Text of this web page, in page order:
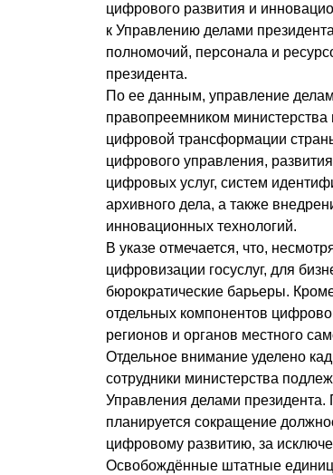
цифрового развития и
к Управлению делами
полномочий, персонала и
президента.
По ее данным, управление
правопреемником
цифровой трансформации
цифрового управления,
цифровых услуг, систем
архивного дела, а также
инновационных технологий.
В указе отмечается, что,
цифровизации госуслуг, для
бюрократические барьеры.
отдельных компонентов
регионов и органов местного
Отдельное внимание уделено
сотрудники министерства
Управления делами президента.
планируется сокращение
цифровому развитию, за
Освобождённые штатные